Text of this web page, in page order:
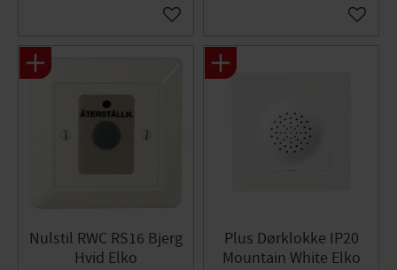
Gem som favorit Gem
Nulstil RWC RS16 Bjerg
Hvid Elko
Plus Dørklokke IP20
Mountain White Elko